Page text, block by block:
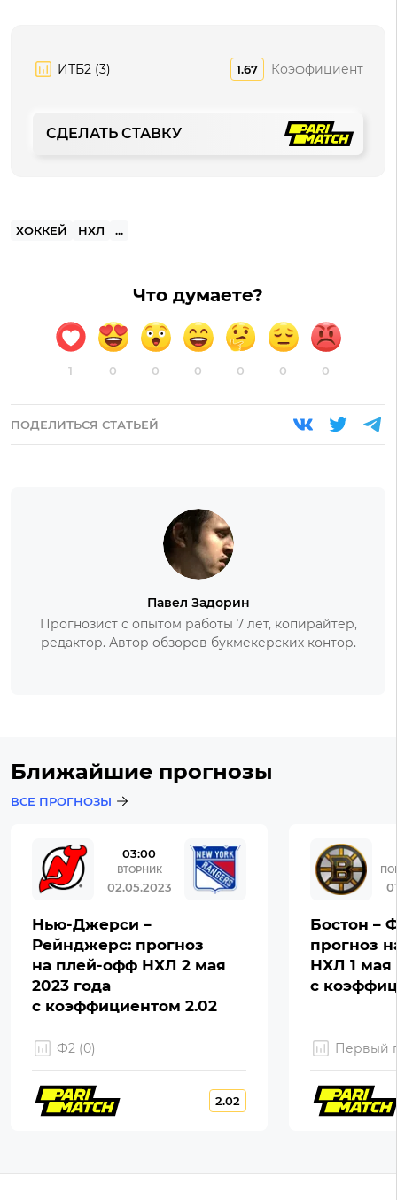
ИТБ2 (3) 1.67 Коэффициент
СДЕЛАТЬ СТАВКУ
ХОККЕЙ НХЛ ...
Что думаете?
1 0 0 0 0 0 0
ПОДЕЛИТЬСЯ СТАТЬЕЙ
Павел Задорин
Прогнозист с опытом работы 7 лет, копирайтер,
редактор. Автор обзоров букмекерских контор.
Ближайшие прогнозы
ВСЕ ПРОГНОЗЫ
03:00
ВТОРНИК
02.05.2023
Нью-Джерси –
Рейнджерс: прогноз
на плей-офф НХЛ 2 мая
2023 года
с коэффициентом 2.02
Ф2 (0)
2.02
Бостон –
прогноз
НХЛ 1 мая
с
Первый